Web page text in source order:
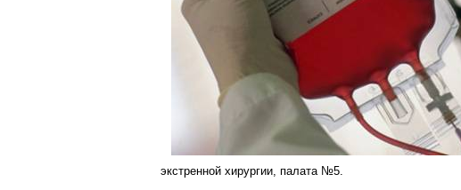
экстренной хирургии, палата №5.